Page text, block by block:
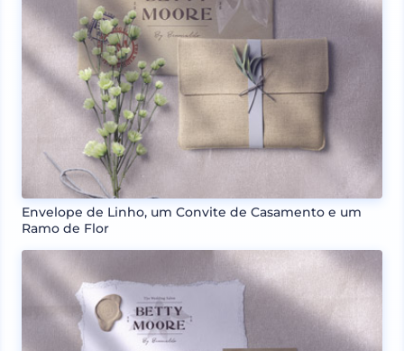
Envelope de Linho, um Convite de Casamento e um
Ramo de Flor